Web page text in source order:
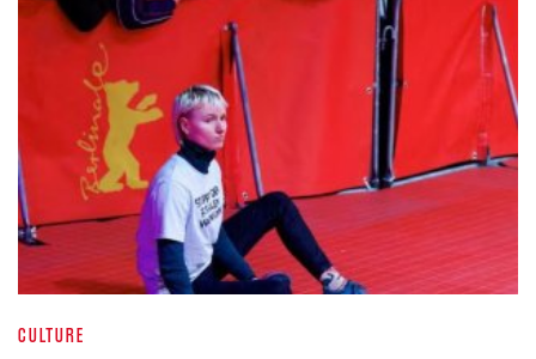
CULTURE